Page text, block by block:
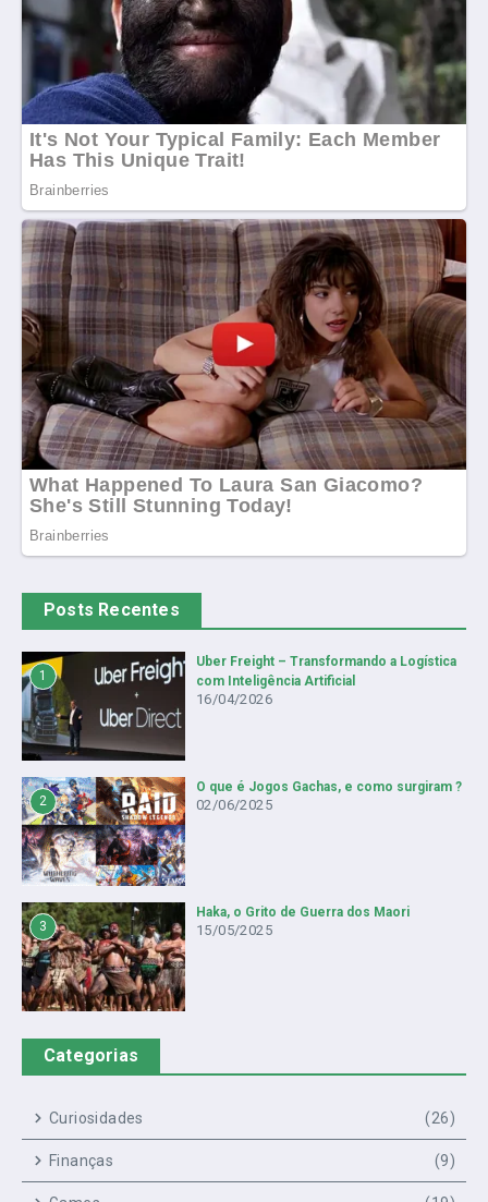
Posts Recentes
1
Uber Freight – Transformando a Logística
com Inteligência Artificial
16/04/2026
2
O que é Jogos Gachas, e como surgiram ?
02/06/2025
3
Haka, o Grito de Guerra dos Maori
15/05/2025
Categorias
Curiosidades (26)
Finanças (9)